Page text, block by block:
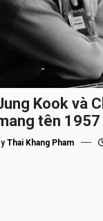
Kook và
tên 1957
Thai Khang Pham